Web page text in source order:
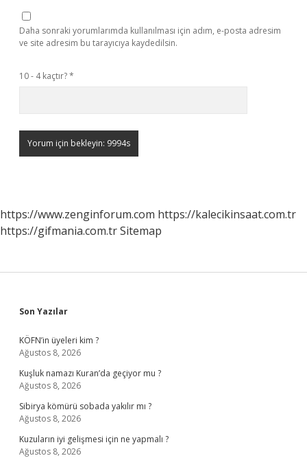
Daha sonraki yorumlarımda kullanılması için adım, e-posta adresim
ve site adresim bu tarayıcıya kaydedilsin.
10 - 4 kaçtır?*
https://www.zenginforum.com https://kalecikinsaat.com.tr
https://gifmania.com.trSitemap
Sidebar
Son Yazılar
KÖFN’in üyeleri kim ?
Ağustos 8, 2026
Kuşluk namazı Kuran’da geçiyor mu ?
Ağustos 8, 2026
Sibirya kömürü sobada yakılır mı ?
Ağustos 8, 2026
Kuzuların iyi gelişmesi için ne yapmalı ?
Ağustos 8, 2026